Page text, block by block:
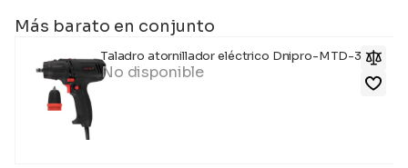
Más barato en conjunto
Taladro atornillador eléctrico Dnipro-M TD-32Q
No disponible